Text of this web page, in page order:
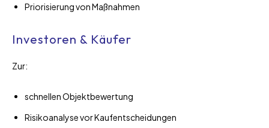
Priorisierung von Maßnahmen
Investoren & Käufer
Zur:
schnellen Objektbewertung
Risikoanalyse vor Kaufentscheidungen